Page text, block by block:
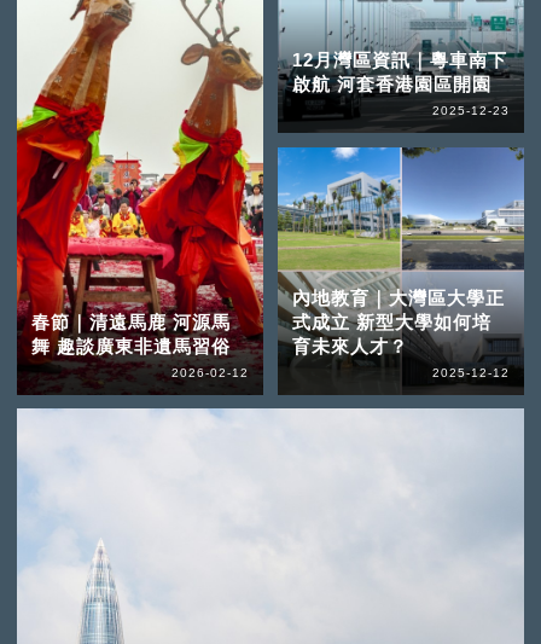
春節｜清遠馬鹿 河源馬
舞 趣談廣東非遺馬習俗
2026-02-12
12月灣區資訊｜粵車南下
啟航 河套香港園區開園
2025-12-23
內地教育｜大灣區大學正
式成立 新型大學如何培
育未來人才？
2025-12-12